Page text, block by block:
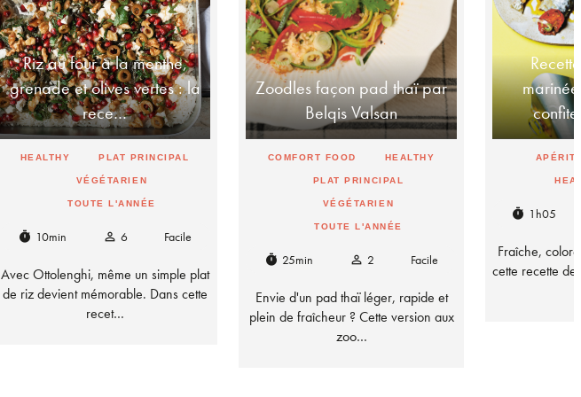
Riz au four à la menthe,
grenade et olives vertes : la
rece…
HEALTHY PLAT PRINCIPAL
VÉGÉTARIEN
TOUTE L'ANNÉE
timer 10min person_outline 6 Facile
Avec Ottolenghi, même un simple plat
de riz devient mémorable. Dans cette
recet…
Zoodles façon pad thaï par
Belqis Valsan
COMFORT FOOD HEALTHY
PLAT PRINCIPAL
VÉGÉTARIEN
TOUTE L'ANNÉE
timer 25min person_outline 2 Facile
Envie d'un pad thaï léger, rapide et
plein de fraîcheur ? Cette version aux
zoo…
timer 1h05
Fraîche,
cette recette